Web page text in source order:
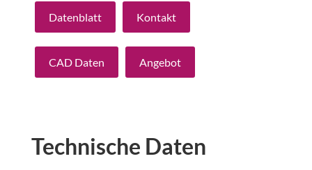
Datenblatt Kontakt
CAD Daten Angebot
Technische Daten